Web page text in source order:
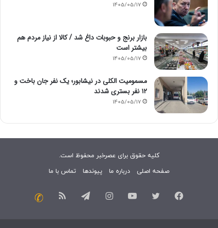
1405/05/17
بازار برنج و حبوبات داغ شد / کالا از نیاز مردم هم
بیشتر است
1405/05/17
مسمومیت الکلی در نیشابور؛ یک نفر جان باخت و
۱۲ نفر بستری شدند
1405/05/17
کلیه حقوق برای عصرخبر محفوظ است.
صفحه اصلی
درباره ما پیوندها تماس با ما
فیسبوک توییتر یوتیوب اینستاگرامتلگرام خوراک